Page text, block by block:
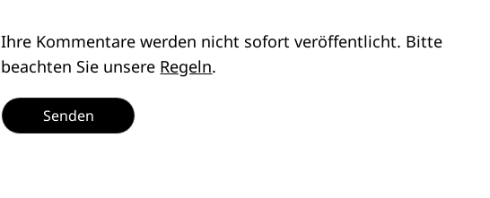
Ihre Kommentare werden nicht sofort veröffentlicht. Bitte
beachten Sie unsere Regeln.
Senden